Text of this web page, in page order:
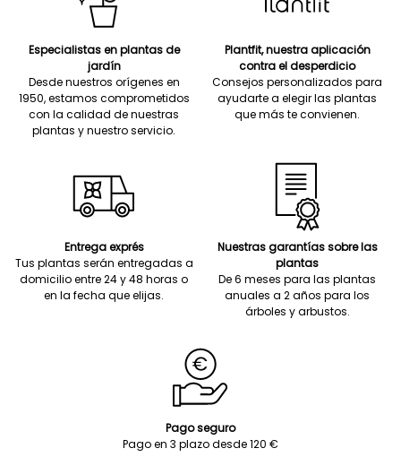
Especialistas en plantas de
jardín
Desde nuestros orígenes en
1950, estamos comprometidos
con la calidad de nuestras
plantas y nuestro servicio.
Plantfit, nuestra aplicación
contra el desperdicio
Consejos personalizados para
ayudarte a elegir las plantas
que más te convienen.
Entrega exprés
Tus plantas serán entregadas a
domicilio entre 24 y 48 horas o
en la fecha que elijas.
Nuestras garantías sobre las
plantas
De 6 meses para las plantas
anuales a 2 años para los
árboles y arbustos.
Pago seguro
Pago en 3 plazo desde 120 €